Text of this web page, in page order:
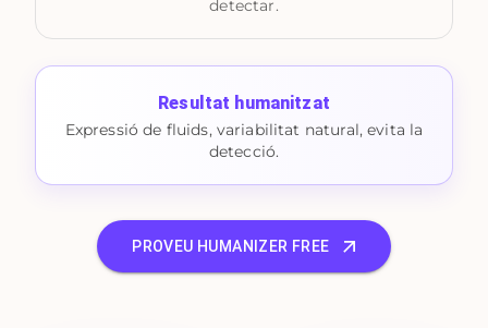
detectar.
Resultat humanitzat
Expressió de fluids, variabilitat natural, evita la
detecció.
PROVEU HUMANIZER FREE